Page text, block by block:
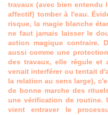
travaux (avec bien
affectif) tomber à l'eau.
risque, la magie blanche
ne faut jamais laisser le
action magique contraire.
aussi comme une
des travaux, elle régule et
venait interférer ou tentait
la relation au sens large),
de bonne marche des
une vérification de routine.
vient entraver le